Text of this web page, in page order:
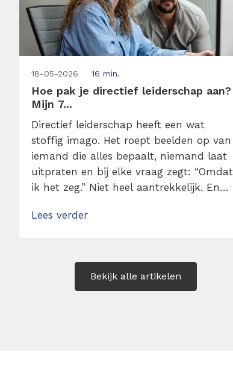
18-05-2026 16 min.
Hoe pak je directief leiderschap aan?
Mijn 7...
Directief leiderschap heeft een wat
stoffig imago. Het roept beelden op van
iemand die alles bepaalt, niemand laat
uitpraten en bij elke vraag zegt: “Omdat
ik het zeg.” Niet heel aantrekkelijk. En
werkelijkheid draait directief leiderschap
leiderschap kunt toepassen zonder […]
Lees verder
Bekijk alle artikelen